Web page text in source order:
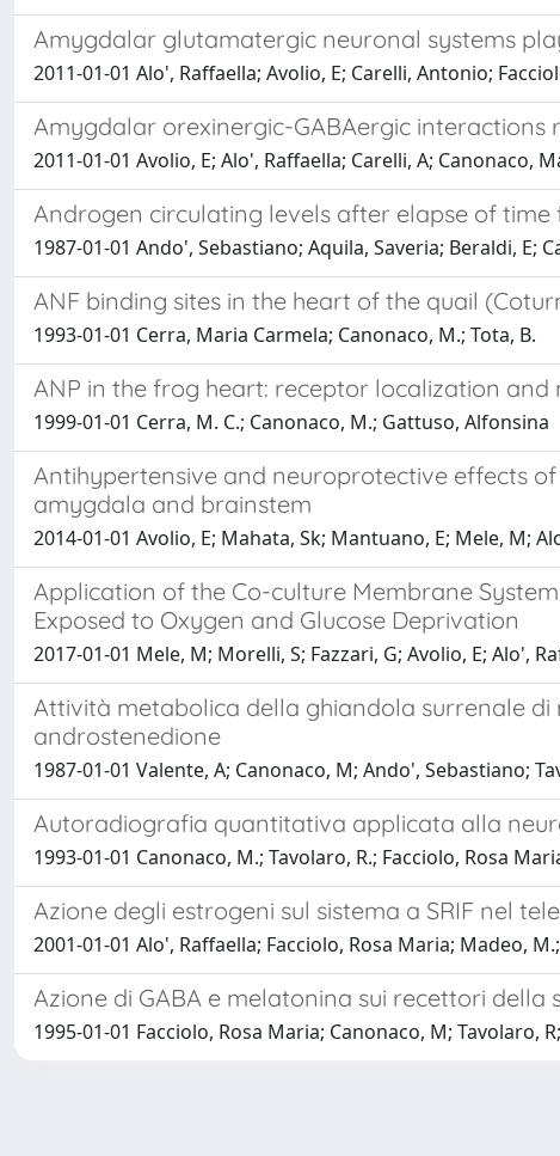
Amygdalar glutamatergic neuronal systems
2011-01-01 Alo', Raffaella; Avolio, E; Carelli, Antonio;
Amygdalar orexinergic-GABAergic
2011-01-01 Avolio, E; Alo', Raffaella; Carelli, A; Canonaco,
Androgen circulating levels after elapse of
1987-01-01 Ando', Sebastiano; Aquila, Saveria; Beraldi, E;
ANF binding sites in the heart of the quail
1993-01-01 Cerra, Maria Carmela; Canonaco, M.; Tota, B.
ANP in the frog heart: receptor localization
1999-01-01 Cerra, M. C.; Canonaco, M.; Gattuso, Alfonsina
Antihypertensive and neuroprotective effects
amygdala and brainstem
2014-01-01 Avolio, E; Mahata, Sk; Mantuano, E; Mele, M;
Application of the Co-culture Membrane
Exposed to Oxygen and Glucose Deprivation
2017-01-01 Mele, M; Morelli, S; Fazzari, G; Avolio, E; Alo',
Attività metabolica della ghiandola surrenale
androstenedione
1987-01-01 Valente, A; Canonaco, M; Ando', Sebastiano;
Autoradiografia quantitativa applicata alla
1993-01-01 Canonaco, M.; Tavolaro, R.; Facciolo, Rosa
Azione degli estrogeni sul sistema a SRIF nel
2001-01-01 Alo', Raffaella; Facciolo, Rosa Maria; Madeo,
Azione di GABA e melatonina sui recettori
1995-01-01 Facciolo, Rosa Maria; Canonaco, M; Tavolaro,